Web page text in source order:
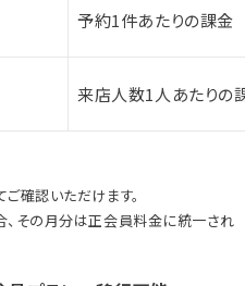
予約1件あたりの課金
来店人数1人あた
確認いただけます。
その月分は正会員料金に統一され